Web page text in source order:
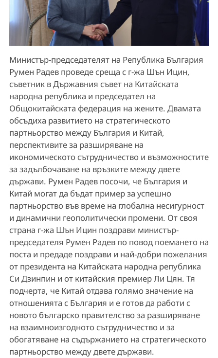
Министър-председателят на Република България
Румен Радев проведе среща с г-жа Шън Ицин,
съветник в Държавния съвет на Китайската
народна република и председател на
Общокитайската федерация на жените. Двамата
обсъдиха развитието на стратегическото
партньорство между България и Китай,
перспективите за разширяване на
икономическото сътрудничество и възможностите
за задълбочаване на връзките между двете
държави. Румен Радев посочи, че България и
Китай могат да бъдат пример за успешно
партньорство във време на глобална несигурност
и динамични геополитически промени. От своя
страна г-жа Шън Ицин поздрави министър-
председателя Румен Радев по повод поемането на
поста и предаде поздрави и най-добри пожелания
от президента на Китайската народна република
Си Дзинпин и от китайския премиер Ли Цян. Тя
подчерта, че Китай отдава голямо значение на
отношенията с България и е готов да работи с
новото българско правителство за разширяване
на взаимноизгодното сътрудничество и за
обогатяване на съдържанието на стратегическото
партньорство между двете държави.